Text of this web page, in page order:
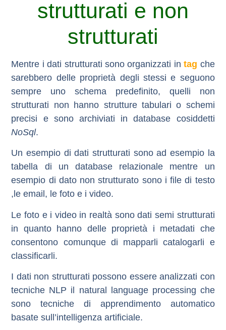
strutturati e non
strutturati
Mentre i dati strutturati sono organizzati intag che
sarebbero delle proprietà degli stessi e seguono
sempre uno schema predefinito, quelli non
strutturati non hanno strutture tabulari o schemi
precisi e sono archiviati in database cosiddetti
NoSql.
Un esempio di dati strutturati sono ad esempio la
tabella di un database relazionale mentre un
esempio di dato non strutturato sono i file di testo
,le email, le foto e i video.
Le foto e i video in realtà sono dati semi strutturati
in quanto hanno delle proprietà i metadati che
consentono comunque di mapparli catalogarli e
classificarli.
I dati non strutturati possono essere analizzati con
tecniche NLP il natural language processing che
sono tecniche di apprendimento automatico
basate sull’intelligenza artificiale.